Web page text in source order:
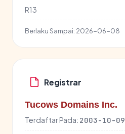
R13
Berlaku Sampai: 2026-06-08
Registrar
Tucows Domains Inc.
Terdaftar Pada: 2003-10-09